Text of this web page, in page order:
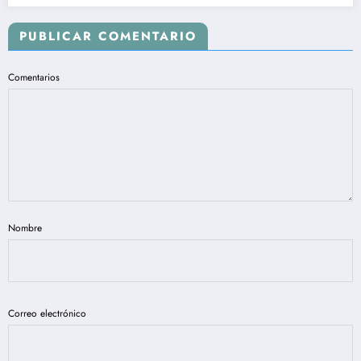
PUBLICAR COMENTARIO
Comentarios
Nombre
Correo electrónico